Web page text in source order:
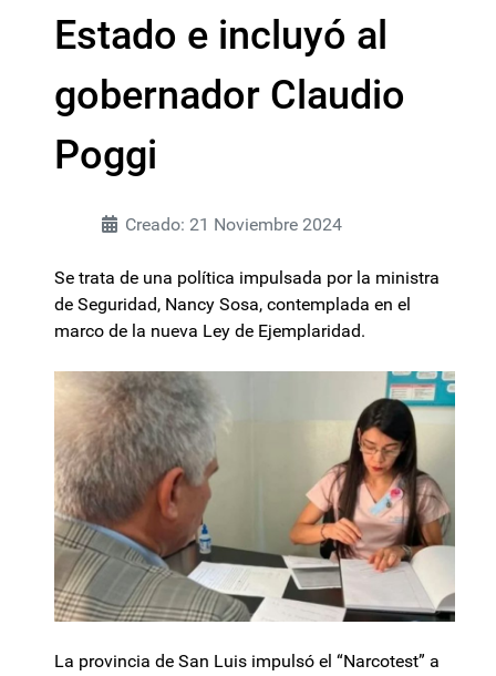
Estado e incluyó al
gobernador Claudio
Poggi
Creado: 21 Noviembre 2024
Se trata de una política impulsada por la ministra
de Seguridad, Nancy Sosa, contemplada en el
marco de la nueva Ley de Ejemplaridad.
La provincia de San Luis impulsó el “Narcotest” a